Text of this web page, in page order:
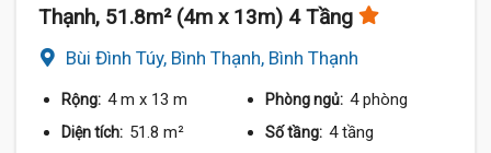
Thạnh, 51.8m² (4m x 13m) 4 Tầng
Bùi Đình Túy, Bình Thạnh, Bình Thạnh
Rộng: 4 m x 13 m Phòng ngủ: 4 phòng
Diện tích: 51.8 m² Số tầng: 4 tầng